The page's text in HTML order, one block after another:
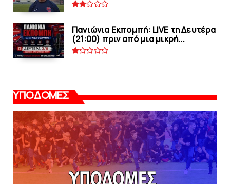
Πανιώνια Εκπομπή: LIVE τη Δευτέρα
(21:00) πριν από μια μικρή...
ΥΠΟΔΟΜΕΣ